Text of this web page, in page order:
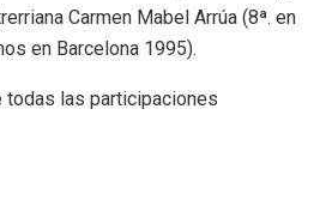
Carmen Mabel Arrúa (8ª. en
en Barcelona 1995).
todas las participaciones